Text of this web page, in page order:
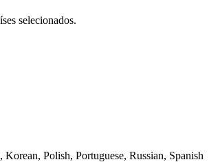
selecionados.
Polish, Portuguese, Russian, Spanish